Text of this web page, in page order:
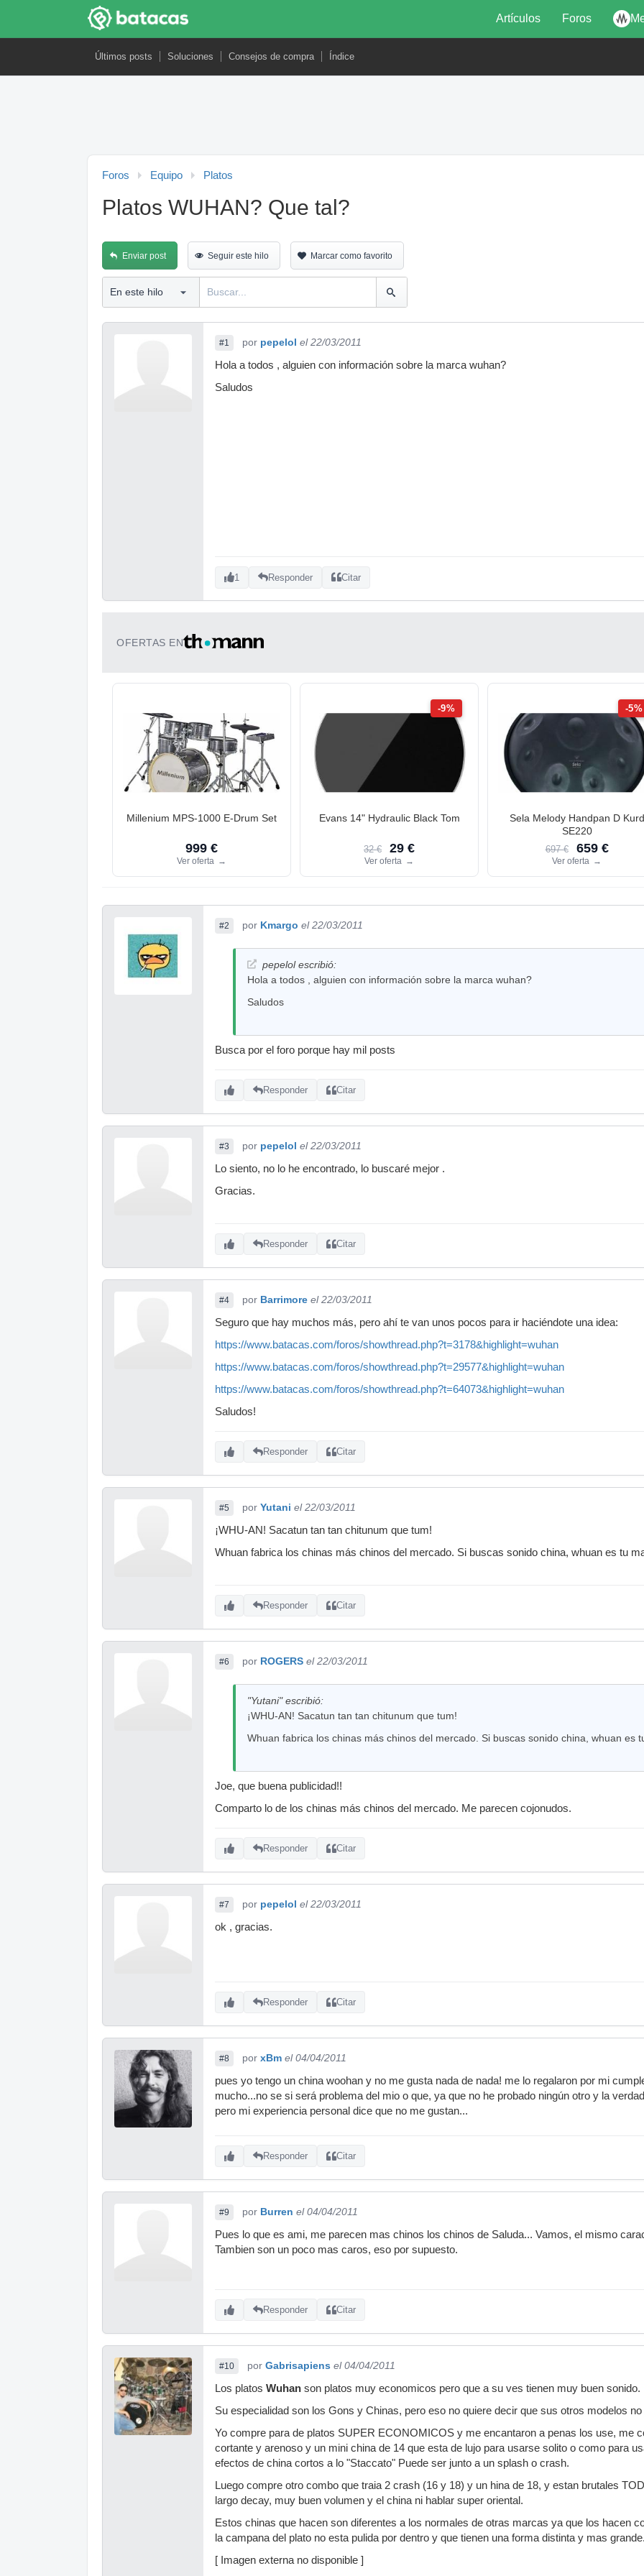
Artículos Foros
Últimos posts Soluciones Consejos de compra Índice
Foros Equipo Platos
Platos WUHAN? Que tal?
Enviar post Seguir este hilo Marcar como favorito
#1 por pepelol el 22/03/2011
Hola a todos , alguien con información sobre la marca wuhan?
Saludos
1 Responder Citar
OFERTAS EN
Millenium MPS-1000 E-Drum Set
999 €
Ver oferta →
-9%
Evans 14" Hydraulic Black Tom
32 € 29 €
Ver oferta →
-5%
Sela Melody Handpan D Kurd
SE220
697 € 659 €
Ver oferta →
#2 por Kmargo el 22/03/2011
pepelol escribió:
Hola a todos , alguien con información sobre la marca wuhan?
Saludos
Busca por el foro porque hay mil posts
Responder Citar
#3 por pepelol el 22/03/2011
Lo siento, no lo he encontrado, lo buscaré mejor .
Gracias.
Responder Citar
#4 por Barrimore el 22/03/2011
Seguro que hay muchos más, pero ahí te van unos pocos para ir haciéndote una idea:
https://www.batacas.com/foros/showthread.php?t=3178&highlight=wuhan
https://www.batacas.com/foros/showthread.php?t=29577&highlight=wuhan
https://www.batacas.com/foros/showthread.php?t=64073&highlight=wuhan
Saludos!
Responder Citar
#5 por Yutani el 22/03/2011
¡WHU-AN! Sacatun tan tan chitunum que tum!
Whuan fabrica los chinas más chinos del mercado. Si buscas sonido china, whuan es tu
Responder Citar
#6 por ROGERS el 22/03/2011
"Yutani" escribió:
¡WHU-AN! Sacatun tan tan chitunum que tum!
Whuan fabrica los chinas más chinos del mercado. Si buscas sonido china, whuan es
Joe, que buena publicidad!!
Comparto lo de los chinas más chinos del mercado. Me parecen cojonudos.
Responder Citar
#7 por pepelol el 22/03/2011
ok , gracias.
Responder Citar
#8 por xBm el 04/04/2011
pues yo tengo un china woohan y no me gusta nada de nada! me lo regalaron por mi
mucho...no se si será problema del mio o que, ya que no he probado ningún otro y la
pero mi experiencia personal dice que no me gustan...
Responder Citar
#9 por Burren el 04/04/2011
Pues lo que es ami, me parecen mas chinos los chinos de Saluda... Vamos, el mismo
Tambien son un poco mas caros, eso por supuesto.
Responder Citar
#10 por Gabrisapiens el 04/04/2011
Los platos Wuhan son platos muy economicos pero que a su ves tienen muy buen sonido.
Su especialidad son los Gons y Chinas, pero eso no quiere decir que sus otros modelos
Yo compre para de platos SUPER ECONOMICOS y me encantaron a penas los use, me
cortante y arenoso y un mini china de 14 que esta de lujo para usarse solito o como para
efectos de china cortos a lo "Staccato" Puede ser junto a un splash o crash.
Luego compre otro combo que traia 2 crash (16 y 18) y un hina de 18, y estan brutales
largo decay, muy buen volumen y el china ni hablar super oriental.
Estos chinas que hacen son diferentes a los normales de otras marcas ya que los hacen
la campana del plato no esta pulida por dentro y que tienen una forma distinta y mas grande.
[ Imagen externa no disponible ]